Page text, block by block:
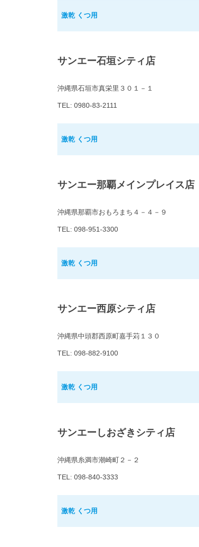
激乾 くつ用
サンエー石垣シティ店
沖縄県石垣市真栄里３０１－１
TEL: 0980-83-2111
激乾 くつ用
サンエー那覇メインプレイス店
沖縄県那覇市おもろまち４－４－９
TEL: 098-951-3300
激乾 くつ用
サンエー西原シティ店
沖縄県中頭郡西原町嘉手苅１３０
TEL: 098-882-9100
激乾 くつ用
サンエーしおざきシティ店
沖縄県糸満市潮崎町２－２
TEL: 098-840-3333
激乾 くつ用